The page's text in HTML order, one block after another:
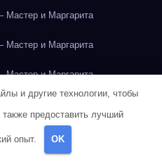
Мастер и Маргарита
Мастер и Маргарита
Мастер и Маргарита
Мастер и Маргарита
и другие технологии, чтобы
предоставить лучший
опыт. OK